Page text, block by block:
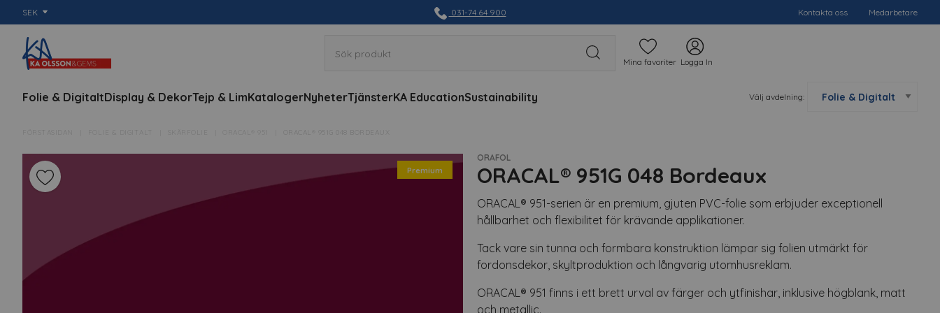
SEK Kontakta oss Medarbetare
031-74 64 900
Mina favoriter Logga In
Folie & DigitaltDisplay & DekorTejp & LimKatalogerNyheterTjänsterKA EducationSustainability Välj avdelning:
FÖRSTASIDAN FOLIE & DIGITALT ORACAL® 951G 048 BORDEAUX
Premium
ORAFOL
ORACAL® 951G 048 Bordeaux
ORACAL® 951-serien är en premium, gjuten PVC-folie som erbjuder exceptionell
hållbarhet och flexibilitet för krävande applikationer.
Tack vare sin tunna och formbara konstruktion lämpar sig folien utmärkt för
fordonsdekor, skyltproduktion och långvarig utomhusreklam.
ORACAL® 951 finns i ett brett urval av färger och ytfinishar, inklusive högblank, matt
och metallic.